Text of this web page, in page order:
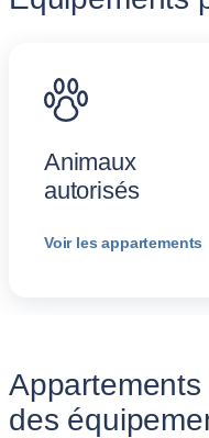
Animaux
autorisés
Voir les appartements
des